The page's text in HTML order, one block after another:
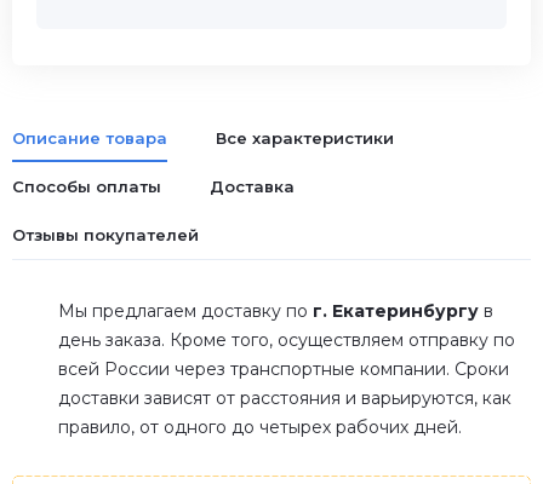
Описание товара Все характеристики
Способы оплаты Доставка
Отзывы покупателей
Мы предлагаем доставку по г. Екатеринбургу в
день заказа. Кроме того, осуществляем отправку по
всей России через транспортные компании. Сроки
доставки зависят от расстояния и варьируются, как
правило, от одного до четырех рабочих дней.